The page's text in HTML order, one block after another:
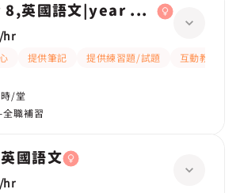
英國語文|year 6,英國語文
/hr
提供筆記 提供練習題/試題 互動教學
/堂
職補習
國語文
/hr